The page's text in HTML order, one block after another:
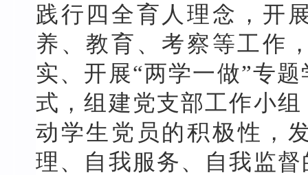
践行四全育人理念，开
养、教育、考察等工作
实、开展“两学一做”专
式，组建党支部工作小
动学生党员的积极性，
理、自我服务、自我监